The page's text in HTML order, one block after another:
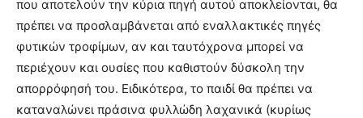
που αποτελούν την κύρια πηγή αυτού αποκλείονται, θα
πρέπει να προσλαμβάνεται από εναλλακτικές πηγές
φυτικών τροφίμων, αν και ταυτόχρονα μπορεί να
περιέχουν και ουσίες που καθιστούν δύσκολη την
απορρόφησή του. Ειδικότερα, το παιδί θα πρέπει να
καταναλώνει πράσινα φυλλώδη λαχανικά (κυρίως